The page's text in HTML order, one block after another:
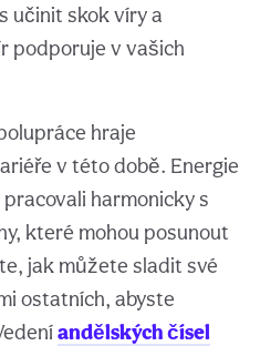
učinit skok víry a
podporuje v vašich
hraje
v této době. Energie
harmonicky s
které mohou posunout
jak můžete sladit své
ostatních, abyste
andělských čísel